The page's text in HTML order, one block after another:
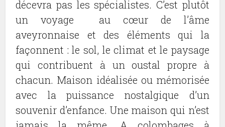
décevra pas les spécialistes. C’est plutôt
un voyage au cœur de l’âme
aveyronnaise et des éléments qui la
façonnent : le sol, le climat et le paysage
qui contribuent à un oustal propre à
chacun. Maison idéalisée ou mémorisée
avec la puissance nostalgique d’un
souvenir d’enfance. Une maison qui n’est